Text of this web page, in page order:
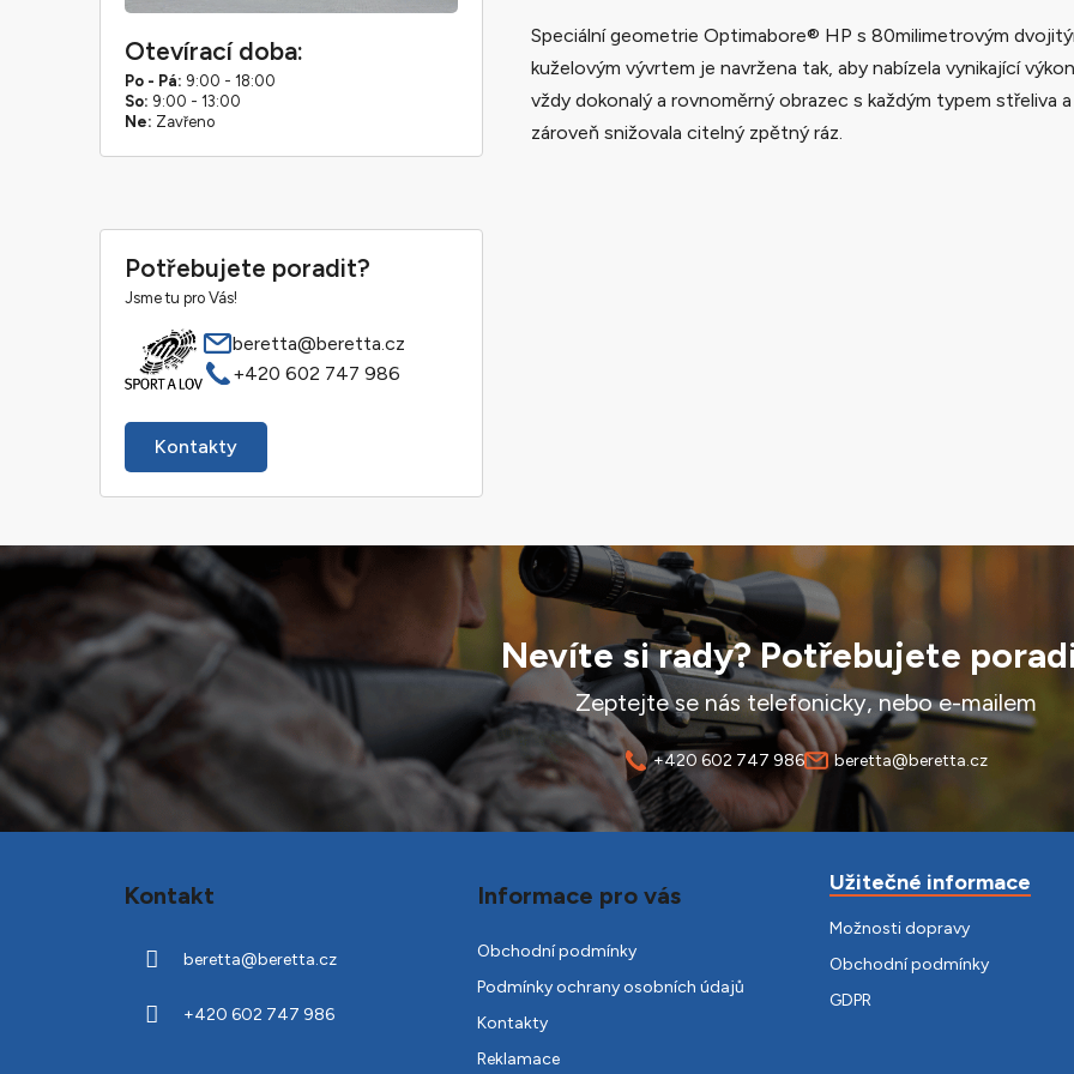
Otevírací doba:
Po - Pá: 9:00 - 18:00
So: 9:00 - 13:00
Ne: Zavřeno
Potřebujete poradit?
Jsme tu pro Vás!
beretta@beretta.cz
+420 602 747 986
Kontakty
Speciální geometrie Optimabore® HP s 80milimetrovým
kuželovým vývrtem je navržena tak, aby nabízela vynikající
vždy dokonalý a rovnoměrný obrazec s každým typem střeliva a
zároveň snižovala citelný zpětný ráz.
Nevíte si rady? Potřebujete
Zeptejte se nás telefonicky, nebo e-mailem
+420 602 747 986 beretta@beretta.cz
Kontakt
beretta@beretta.cz
+420 602 747 986
Informace pro vás
Obchodní podmínky
Podmínky ochrany osobních údajů
Kontakty
Reklamace
Užitečné informace
Možnosti dopravy
Obchodní podmínky
GDPR